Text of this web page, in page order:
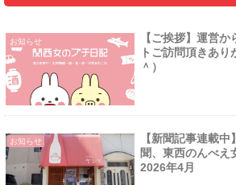
お知らせ
【ご挨拶】運営
トご訪問頂きあり
＾）
お知らせ
【新聞記事連載
聞、東西のんべえ
2026年4月